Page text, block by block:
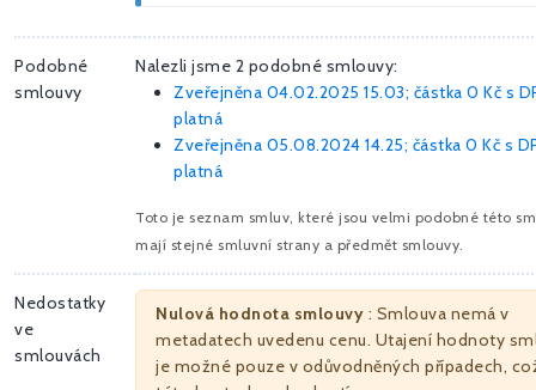
Podobné
smlouvy
Nalezli jsme 2 podobné smlouvy:
Zveřejněna 04.02.2025 15.03; částka 0 Kč s
platná
Zveřejněna 05.08.2024 14.25; částka 0 Kč s
platná
Toto je seznam smluv, které jsou velmi podobné této
mají stejné smluvní strany a předmět smlouvy.
Nedostatky
ve
smlouvách
Nulová hodnota smlouvy : Smlouva nemá v
metadatech uvedenu cenu. Utajení hodnoty
je možné pouze v odůvodněných případech,